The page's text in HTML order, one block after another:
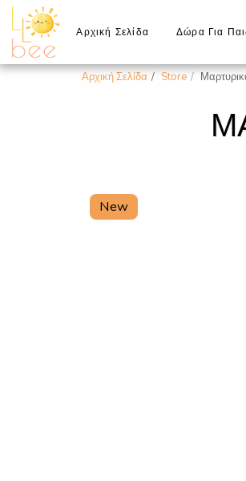
Αρχική Σελίδα Δώρα Για
Αρχική Σελίδα Store
New